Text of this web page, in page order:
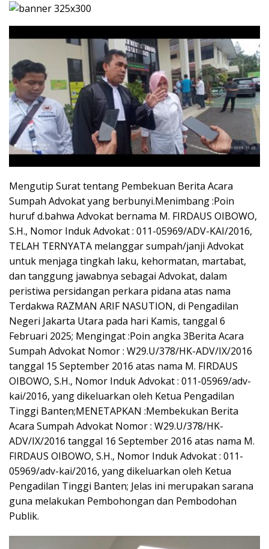
Mengutip Surat tentang Pembekuan Berita Acara
Sumpah Advokat yang berbunyi.Menimbang :Poin
huruf d.bahwa Advokat bernama M. FIRDAUS OIBOWO,
S.H., Nomor Induk Advokat : 011-05969/ADV-KAI/2016,
TELAH TERNYATA melanggar sumpah/janji Advokat
untuk menjaga tingkah laku, kehormatan, martabat,
dan tanggung jawabnya sebagai Advokat, dalam
peristiwa persidangan perkara pidana atas nama
Terdakwa RAZMAN ARIF NASUTION, di Pengadilan
Negeri Jakarta Utara pada hari Kamis, tanggal 6
Februari 2025; Mengingat :Poin angka 3Berita Acara
Sumpah Advokat Nomor : W29.U/378/HK-ADV/IX/2016
tanggal 15 September 2016 atas nama M. FIRDAUS
OIBOWO, S.H., Nomor Induk Advokat : 011-05969/adv-
kai/2016, yang dikeluarkan oleh Ketua Pengadilan
Tinggi Banten;MENETAPKAN :Membekukan Berita
Acara Sumpah Advokat Nomor : W29.U/378/HK-
ADV/IX/2016 tanggal 16 September 2016 atas nama M.
FIRDAUS OIBOWO, S.H., Nomor Induk Advokat : 011-
05969/adv-kai/2016, yang dikeluarkan oleh Ketua
Pengadilan Tinggi Banten; Jelas ini merupakan sarana
guna melakukan Pembohongan dan Pembodohan
Publik.